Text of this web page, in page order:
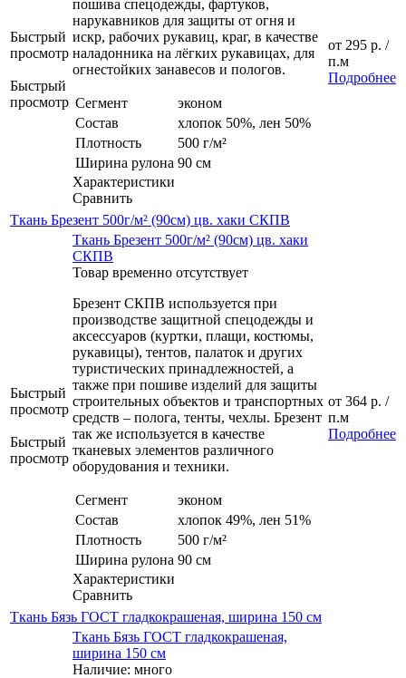
Быстрый
просмотр
Быстрый
просмотр
пошива спецодежды, фартуков,
нарукавников для защиты от огня и
искр, рабочих рукавиц, краг, в качестве
наладонника на лёгких рукавицах, для
огнестойких занавесов и пологов.
Сегмент
эконом
Состав
хлопок 50%, лен 50%
Плотность
500 г/м²
Ширина рулона 90 см
Характеристики
Сравнить
от 295 р. /
п.м
Подробнее
Ткань Брезент 500г/м² (90см) цв. хаки СКПВ
Быстрый
просмотр
Быстрый
просмотр
Ткань Брезент 500г/м² (90см) цв. хаки
СКПВ
Товар временно отсутствует
Брезент СКПВ используется при
производстве защитной спецодежды и
аксессуаров (куртки, плащи, костюмы,
рукавицы), тентов, палаток и других
туристических принадлежностей, а
также при пошиве изделий для защиты
строительных объектов и транспортных
средств – полога, тенты, чехлы. Брезент
так же используется в качестве
тканевых элементов различного
оборудования и техники.
Сегмент
эконом
Состав
хлопок 49%, лен 51%
Плотность
500 г/м²
Ширина рулона 90 см
Характеристики
Сравнить
от 364 р. /
п.м
Подробнее
Ткань Бязь ГОСТ гладкокрашеная, ширина 150 см
Ткань Бязь ГОСТ гладкокрашеная,
ширина 150 см
Наличие: много